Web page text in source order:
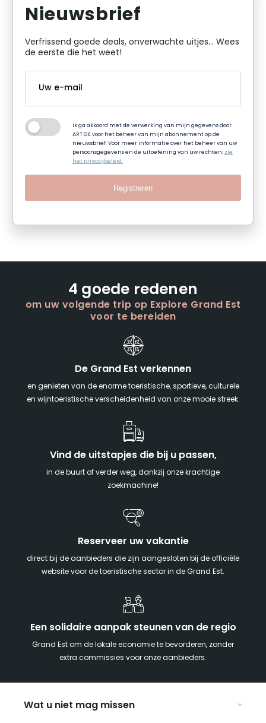
Nieuwsbrief
Verfrissend goede deals, onverwachte uitjes... Wees
de eerste die het weet!
Ik ga akkoord met de verwerking van mijn gegevens door
ART GE voor het beheer van mijn abonnement op de
nieuwsbrief. Voor meer informatie over het beheer van uw
persoonsgegevens en de uitoefening van uw rechten:zie
het privacybeleid.
Registreren
4 goede redenen
om uw volgende trip op Explore Grand Est
voor te bereiden
De Grand Est verkennen
en genieten van de enorme toeristische, sportieve, culturele
en wijntoeristische verscheidenheid van onze mooie streek.
Vind de uitstapjes die bij u passen,
in de buurt of verder weg, dankzij onze krachtige
zoekmachine!
Reserveer uw vakantie
direct bij de aanbieders die zijn aangesloten bij de officiële
website voor de toeristische sector in de Grand Est.
Een solidaire aanpak steunen van de regio
Grand Est om de lokale economie te bevorderen, zonder
extra commissies voor onze aanbieders.
Wat u niet mag missen